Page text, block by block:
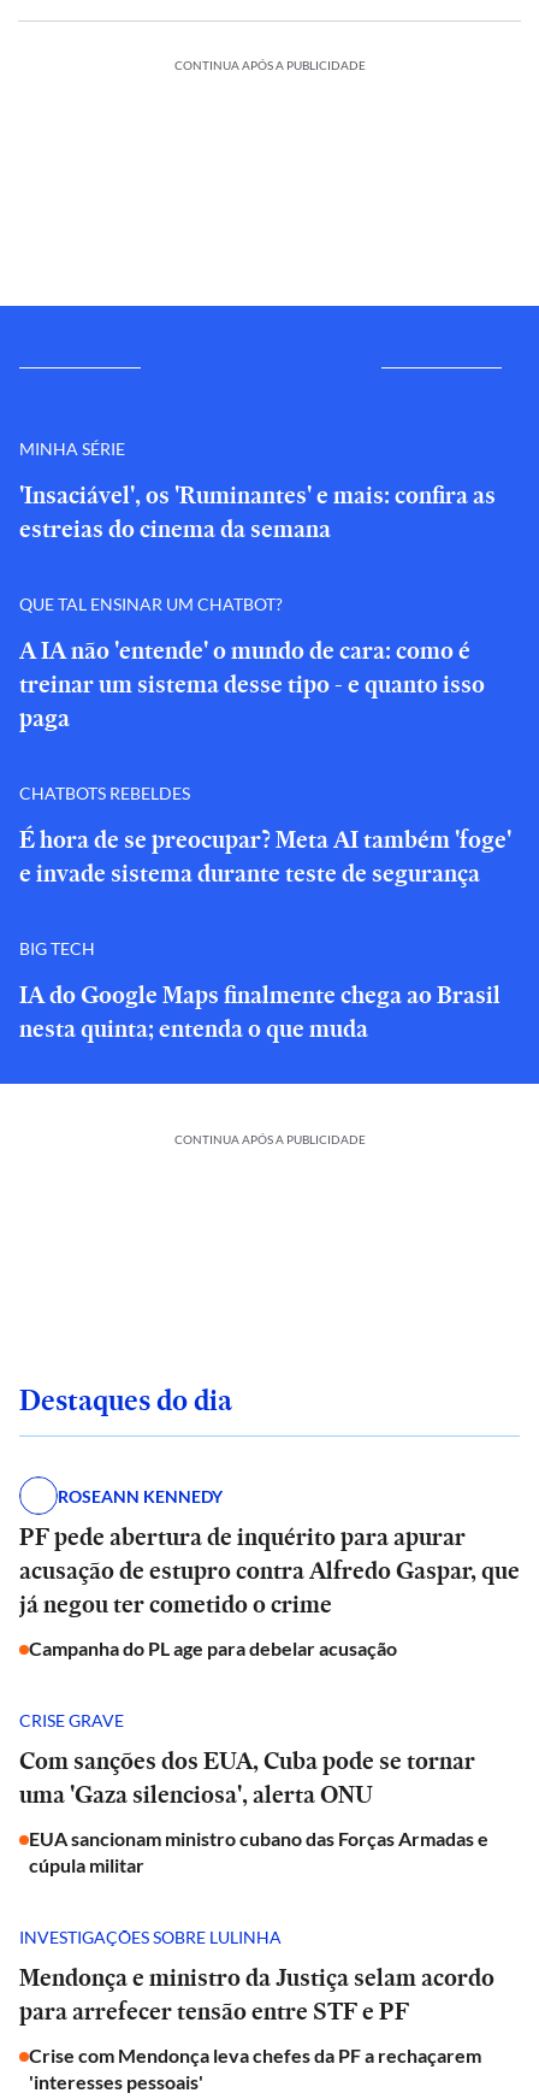
CONTINUA APÓS A PUBLICIDADE
MINHA SÉRIE
'Insaciável', os 'Ruminantes' e mais: confira as
estreias do cinema da semana
QUE TAL ENSINAR UM CHATBOT?
A IA não 'entende' o mundo de cara: como é
treinar um sistema desse tipo - e quanto isso
paga
CHATBOTS REBELDES
É hora de se preocupar? Meta AI também 'foge'
e invade sistema durante teste de segurança
BIG TECH
IA do Google Maps finalmente chega ao Brasil
nesta quinta; entenda o que muda
CONTINUA APÓS A PUBLICIDADE
Destaques do dia
ROSEANN KENNEDY
PF pede abertura de inquérito para apurar
acusação de estupro contra Alfredo Gaspar, que
já negou ter cometido o crime
Campanha do PL age para debelar acusação
CRISE GRAVE
Com sanções dos EUA, Cuba pode se tornar
uma 'Gaza silenciosa', alerta ONU
EUA sancionam ministro cubano das Forças Armadas e
cúpula militar
INVESTIGAÇÕES SOBRE LULINHA
Mendonça e ministro da Justiça selam acordo
para arrefecer tensão entre STF e PF
Crise com Mendonça leva chefes da PF a rechaçarem
'interesses pessoais'